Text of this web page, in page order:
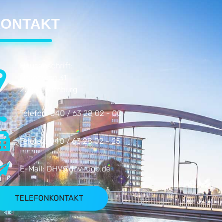
Hausanschrift:
20537 Hamburg
Telefon:040 / 63 28 02 - 00
Telefax: 040 / 63 28 02 - 25
E-Mail:DHV@dhv-cgb.de
TELEFONKONTAKT